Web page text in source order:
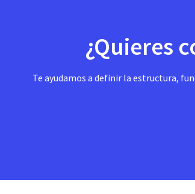
¿Quieres
Te ayudamos a definir la estructura,